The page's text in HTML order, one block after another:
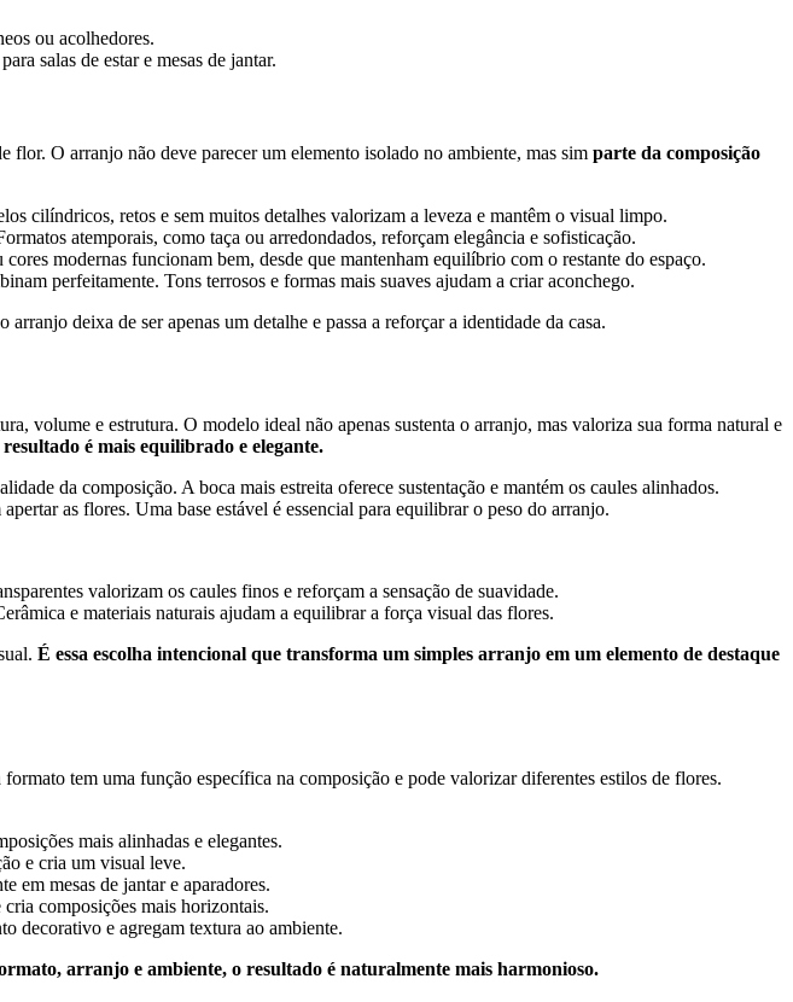
ou acolhedores.
salas de estar e mesas de jantar.
flor. O arranjo não deve parecer um elemento isolado no ambiente, mas sim parte da composição
cilíndricos, retos e sem muitos detalhes valorizam a leveza e mantêm o visual limpo.
atemporais, como taça ou arredondados, reforçam elegância e sofisticação.
modernas funcionam bem, desde que mantenham equilíbrio com o restante do espaço.
perfeitamente. Tons terrosos e formas mais suaves ajudam a criar aconchego.
arranjo deixa de ser apenas um detalhe e passa a reforçar a identidade da casa.
volume e estrutura. O modelo ideal não apenas sustenta o arranjo, mas valoriza sua forma natural e
é mais equilibrado e elegante.
da composição. A boca mais estreita oferece sustentação e mantém os caules alinhados.
as flores. Uma base estável é essencial para equilibrar o peso do arranjo.
valorizam os caules finos e reforçam a sensação de suavidade.
e materiais naturais ajudam a equilibrar a força visual das flores.
É essa escolha intencional que transforma um simples arranjo em um elemento de destaque
tem uma função específica na composição e pode valorizar diferentes estilos de flores.
mais alinhadas e elegantes.
e cria um visual leve.
em mesas de jantar e aparadores.
composições mais horizontais.
decorativo e agregam textura ao ambiente.
arranjo e ambiente, o resultado é naturalmente mais harmonioso.